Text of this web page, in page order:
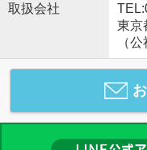
取扱会社
東京
（